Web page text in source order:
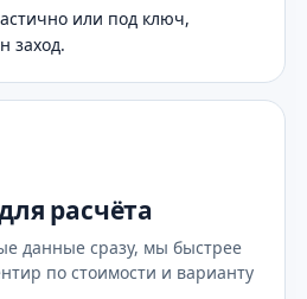
или под ключ,
заход.
расчёта
данные сразу, мы быстрее
по стоимости и варианту